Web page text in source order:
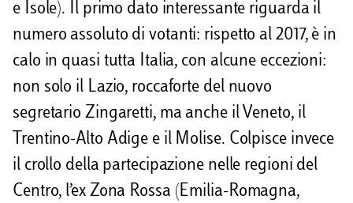
e Isole). Il primo dato interessante riguarda il
numero assoluto di votanti: rispetto al 2017, è in
calo in quasi tutta Italia, con alcune eccezioni:
non solo il Lazio, roccaforte del nuovo
segretario Zingaretti, ma anche il Veneto, il
Trentino-Alto Adige e il Molise. Colpisce invece
il crollo della partecipazione nelle regioni del
Centro, l’ex Zona Rossa (Emilia-Romagna,